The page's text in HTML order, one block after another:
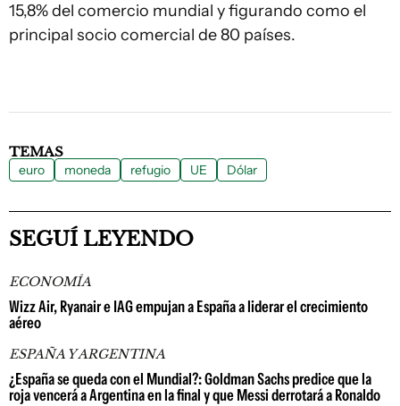
15,8% del comercio mundial y figurando como el
principal socio comercial de 80 países.
TEMAS
euro moneda refugio UE Dólar
SEGUÍ LEYENDO
ECONOMÍA
Wizz Air, Ryanair e IAG empujan a España a liderar el crecimiento
aéreo
ESPAÑA Y ARGENTINA
¿España se queda con el Mundial?: Goldman Sachs predice que la
roja vencerá a Argentina en la final y que Messi derrotará a Ronaldo